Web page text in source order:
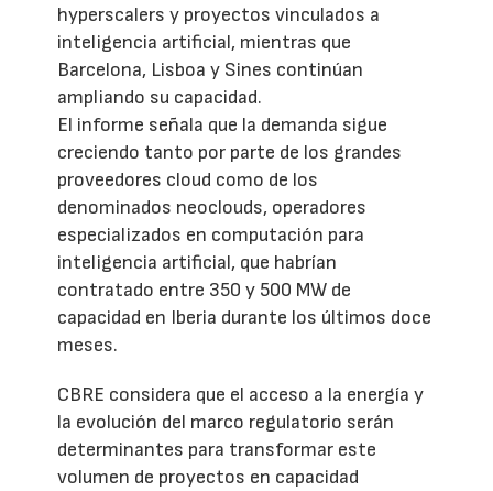
hyperscalers y proyectos vinculados a
inteligencia artificial, mientras que
Barcelona, Lisboa y Sines continúan
ampliando su capacidad.
El informe señala que la demanda sigue
creciendo tanto por parte de los grandes
proveedores cloud como de los
denominados neoclouds, operadores
especializados en computación para
inteligencia artificial, que habrían
contratado entre 350 y 500 MW de
capacidad en Iberia durante los últimos doce
meses.
CBRE considera que el acceso a la energía y
la evolución del marco regulatorio serán
determinantes para transformar este
volumen de proyectos en capacidad